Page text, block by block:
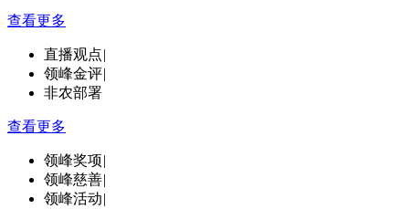
查看更多
直播观点|
领峰金评|
非农部署
查看更多
领峰奖项|
领峰慈善|
领峰活动|